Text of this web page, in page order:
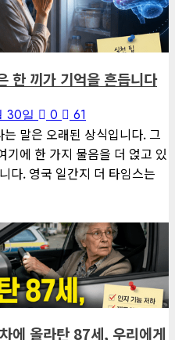
한 끼가 기억을 흔듭니다
30일 0 61
말은 오래된 상식입니다. 그
기에 한 가지 물음을 더 얹고 있
다. 영국 일간지 더 타임스는
에 올라탄 87세, 우리에게